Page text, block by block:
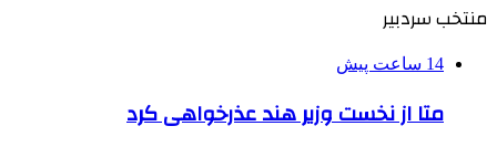
منتخب سردبیر
14 ساعت پیش
متا از نخست وزیر هند عذرخواهی کرد